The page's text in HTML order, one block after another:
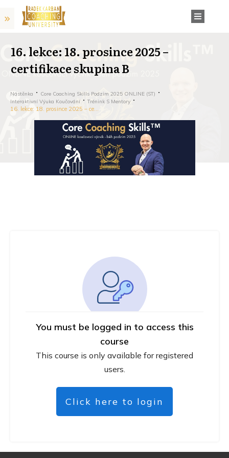
16. lekce: 18. prosince 2025 –
certifikace skupina B
Nástěnka
Core Coaching Skills Podzim 2025 ONLINE (ST)
Interaktivní Výuka Koučování
Trénink S Mentory
16. lekce: 18. prosince 2025 – certifikace skupina B
You must be logged in to access this
course
This course is only available for registered
users.
Click here to login